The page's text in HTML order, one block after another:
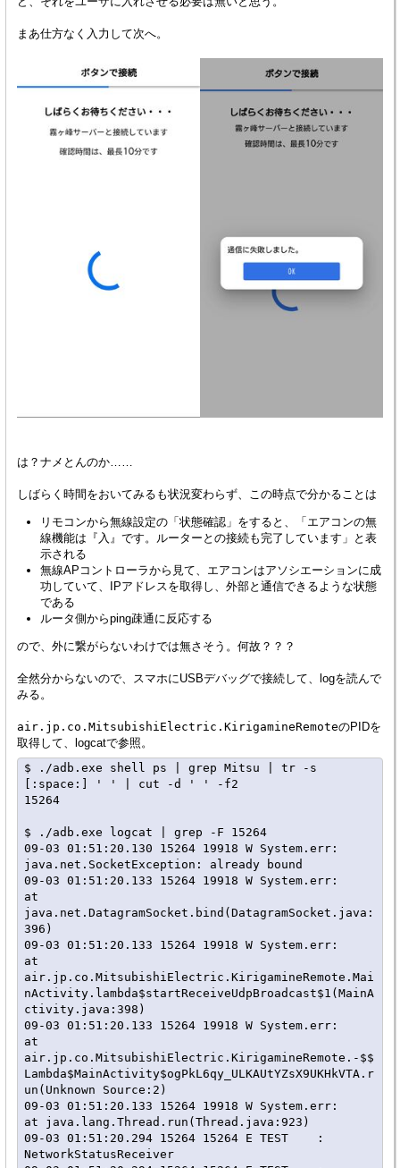
まあ仕方なく入力して次へ。
は？ナメとんのか……
しばらく時間をおいてみるも状況変わらず、この時点で分かることは
リモコンから無線設定の「状態確認」をすると、「エアコンの無
線機能は『入』です。ルーターとの接続も完了しています」と表
示される
無線APコントローラから見て、エアコンはアソシエーションに成
功していて、IPアドレスを取得し、外部と通信できるような状態
である
ルータ側からping疎通に反応する
ので、外に繋がらないわけでは無さそう。何故？？？
全然分からないので、スマホにUSBデバッグで接続して、logを読んで
みる。
air.jp.co.MitsubishiElectric.KirigamineRemoteのPIDを
取得して、logcatで参照。
$ ./adb.exe shell ps | grep Mitsu | tr -s
[:space:] ' ' | cut -d ' ' -f2
15264
$ ./adb.exe logcat | grep -F 15264
09-03 01:51:20.130 15264 19918 W System.err:
java.net.SocketException: already bound
09-03 01:51:20.133 15264 19918 W System.err:
at
java.net.DatagramSocket.bind(DatagramSocket.java:
396)
09-03 01:51:20.133 15264 19918 W System.err:
at
air.jp.co.MitsubishiElectric.KirigamineRemote.Mai
nActivity.lambda$startReceiveUdpBroadcast$1(MainA
ctivity.java:398)
09-03 01:51:20.133 15264 19918 W System.err:
at
air.jp.co.MitsubishiElectric.KirigamineRemote.-$$
Lambda$MainActivity$ogPkL6qy_ULKAUtYZsX9UKHkVTA.r
un(Unknown Source:2)
09-03 01:51:20.133 15264 19918 W System.err:
at java.lang.Thread.run(Thread.java:923)
09-03 01:51:20.294 15264 15264 E TEST    :
NetworkStatusReceiver